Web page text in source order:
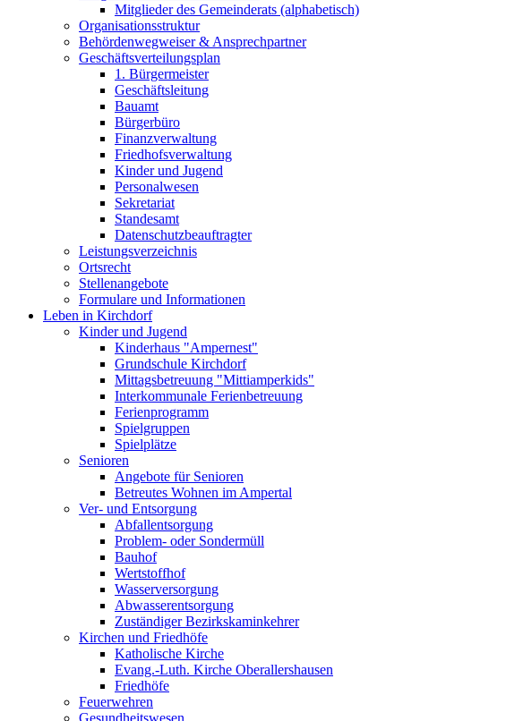
Mitglieder des Gemeinderats (alphabetisch)
Organisationsstruktur
Behördenwegweiser & Ansprechpartner
Geschäftsverteilungsplan
1. Bürgermeister
Geschäftsleitung
Bauamt
Bürgerbüro
Finanzverwaltung
Friedhofsverwaltung
Kinder und Jugend
Personalwesen
Sekretariat
Standesamt
Datenschutzbeauftragter
Leistungsverzeichnis
Ortsrecht
Stellenangebote
Formulare und Informationen
Leben in Kirchdorf
Kinder und Jugend
Kinderhaus "Ampernest"
Grundschule Kirchdorf
Mittagsbetreuung "Mittiamperkids"
Interkommunale Ferienbetreuung
Ferienprogramm
Spielgruppen
Spielplätze
Senioren
Angebote für Senioren
Betreutes Wohnen im Ampertal
Ver- und Entsorgung
Abfallentsorgung
Problem- oder Sondermüll
Bauhof
Wertstoffhof
Wasserversorgung
Abwasserentsorgung
Zuständiger Bezirkskaminkehrer
Kirchen und Friedhöfe
Katholische Kirche
Evang.-Luth. Kirche Oberallershausen
Friedhöfe
Feuerwehren
Gesundheitswesen